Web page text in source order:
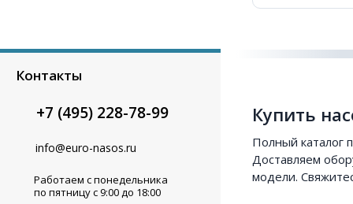
Контакты
+7 (495) 228-78-99
info@euro-nasos.ru
Работаем с понедельника
по пятницу с 9:00 до 18:00
Купить
Полный каталог
Доставляем
модели.